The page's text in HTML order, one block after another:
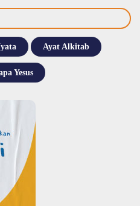
Ayat Alkitab
Yesus